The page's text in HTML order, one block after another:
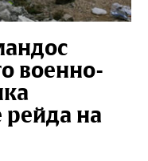
военно-
рейда на